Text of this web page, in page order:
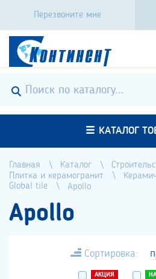
Перезвоните мне
КАТАЛОГ
Главная Каталог
Плитка и керамогранит
Global tile
Apollo
Apollo
Сортировка:
АКЦИЯ